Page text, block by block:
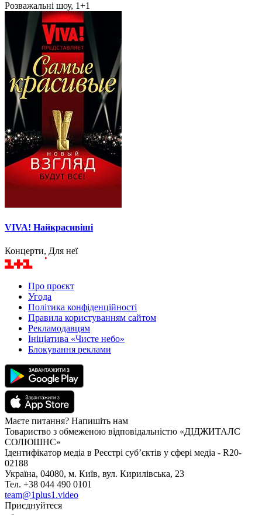
Розважальні шоу, 1+1
VIVA! Найкрасивіші
Концерти, Для неї
Про проєкт
Угода
Політика конфіденційності
Правила користуванням сайтом
Рекламодавцям
Ініціатива «Чисте небо»
Блокування реклами
Маєте питання? Напишіть нам
Товариство з обмеженою відповідальністю «ДІДЖИТАЛС
СОЛЮШНС»
Ідентифікатор медіа в Реєстрі суб’єктів у сфері медіа - R20-
02188
Україна, 04080, м. Київ, вул. Кирилівська, 23
Тел. +38 044 490 0101
team@1plus1.video
Приєднуйтеся